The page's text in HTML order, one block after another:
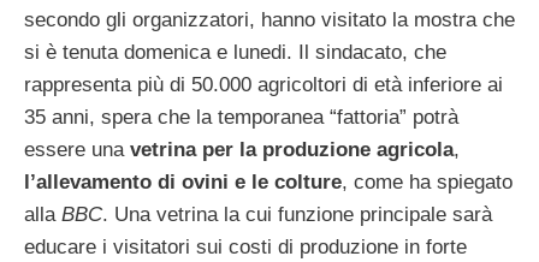
secondo gli organizzatori, hanno visitato la mostra che
si è tenuta domenica e lunedi. Il sindacato, che
rappresenta più di 50.000 agricoltori di età inferiore ai
35 anni, spera che la temporanea “fattoria” potrà
essere una vetrina per la produzione agricola,
l’allevamento di ovini e le colture, come ha spiegato
alla BBC. Una vetrina la cui funzione principale sarà
educare i visitatori sui costi di produzione in forte